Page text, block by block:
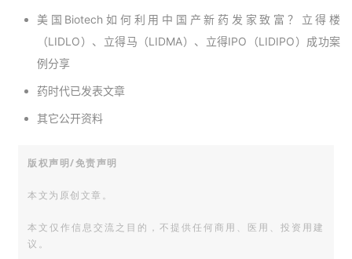
美国Biotech如何利用中国产新药发家致富？立得楼
（LIDLO）、立得马（LIDMA）、立得IPO（LIDIPO）成功案
例分享
药时代已发表文章
其它公开资料
版权声明/免责声明
本文为原创文章。
本文仅作信息交流之目的，不提供任何商用、医用、投资用建
议。